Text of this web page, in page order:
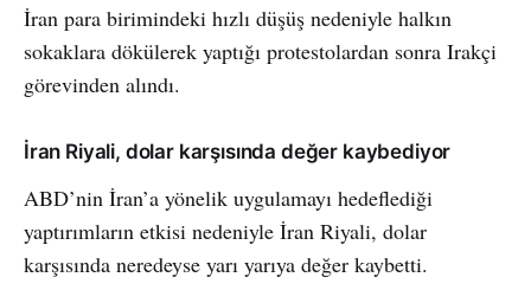
İran para birimindeki hızlı düşüş nedeniyle halkın
sokaklara dökülerek yaptığı protestolardan sonra Irakçi
görevinden alındı.
İran Riyali, dolar karşısında değer kaybediyor
ABD’nin İran’a yönelik uygulamayı hedeflediği
yaptırımların etkisi nedeniyle İran Riyali, dolar
karşısında neredeyse yarı yarıya değer kaybetti.